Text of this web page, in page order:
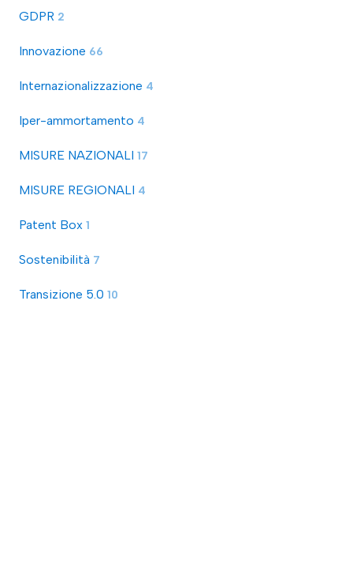
GDPR 2
Innovazione 66
Internazionalizzazione 4
Iper-ammortamento 4
MISURE NAZIONALI 17
MISURE REGIONALI 4
Patent Box 1
Sostenibilità 7
Transizione 5.0 10